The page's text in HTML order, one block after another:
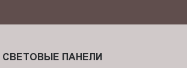
СВЕТОВЫЕ ПАНЕЛИ